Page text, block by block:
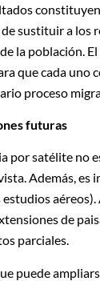
de sustituir a
la población.
que cada uno
proceso
futuras
por satélite no
Además, es
estudios
de
parciales.
puede